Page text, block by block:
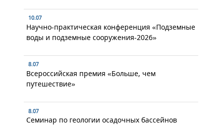
10.07
Научно-практическая конференция «Подземные
воды и подземные сооружения-2026»
8.07
Всероссийская премия «Больше, чем
путешествие»
8.07
Семинар по геологии осадочных бассейнов